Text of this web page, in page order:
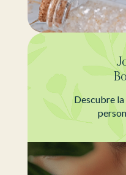
Descubre